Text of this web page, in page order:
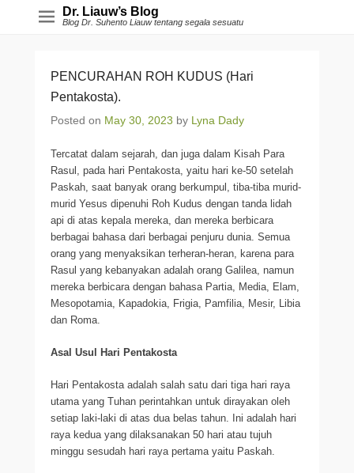
Dr. Liauw’s Blog
Blog Dr. Suhento Liauw tentang segala sesuatu
PENCURAHAN ROH KUDUS (Hari
Pentakosta).
Posted on May 30, 2023 by Lyna Dady
Tercatat dalam sejarah, dan juga dalam Kisah Para
Rasul, pada hari Pentakosta, yaitu hari ke-50 setelah
Paskah, saat banyak orang berkumpul, tiba-tiba murid-
murid Yesus dipenuhi Roh Kudus dengan tanda lidah
api di atas kepala mereka, dan mereka berbicara
berbagai bahasa dari berbagai penjuru dunia. Semua
orang yang menyaksikan terheran-heran, karena para
Rasul yang kebanyakan adalah orang Galilea, namun
mereka berbicara dengan bahasa Partia, Media, Elam,
Mesopotamia, Kapadokia, Frigia, Pamfilia, Mesir, Libia
dan Roma.
Asal Usul Hari Pentakosta
Hari Pentakosta adalah salah satu dari tiga hari raya
utama yang Tuhan perintahkan untuk dirayakan oleh
setiap laki-laki di atas dua belas tahun. Ini adalah hari
raya kedua yang dilaksanakan 50 hari atau tujuh
minggu sesudah hari raya pertama yaitu Paskah.